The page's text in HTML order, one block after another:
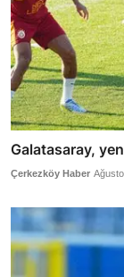
Galatasaray,
Çerkezköy Haber